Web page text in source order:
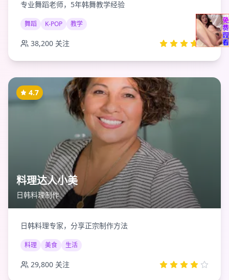
专业舞蹈老师，5年韩舞教学经验
舞蹈 K-POP 教学
38,200 关注
4.7
料理达人小美
日韩料理制作
日韩料理专家，分享正宗制作方法
料理 美食 生活
29,800 关注